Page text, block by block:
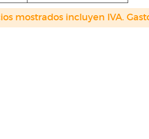
mostrados incluyen IVA.